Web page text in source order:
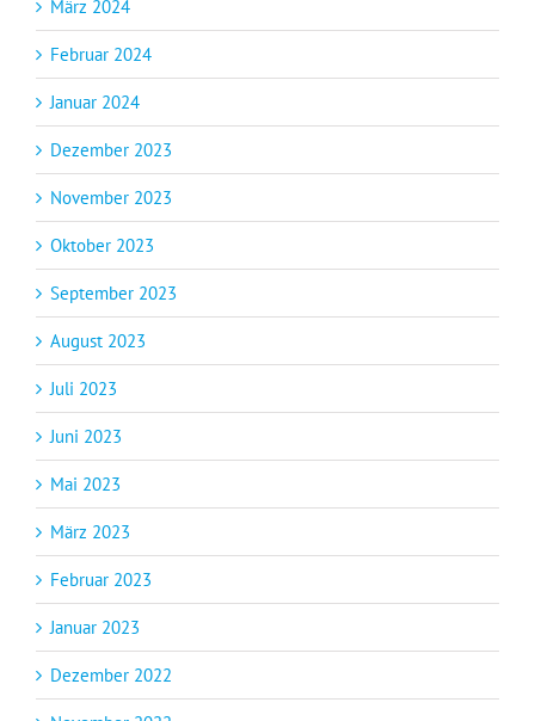
März 2024
Februar 2024
Januar 2024
Dezember 2023
November 2023
Oktober 2023
September 2023
August 2023
Juli 2023
Juni 2023
Mai 2023
März 2023
Februar 2023
Januar 2023
Dezember 2022